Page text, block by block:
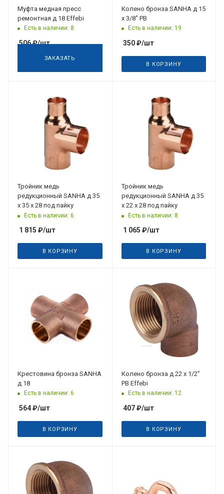
Муфта медная пресс
ремонтная д 18 Effebi
Есть в наличии: 8
506₽/шт
ЗАКАЗАТЬ
Колено бронза SANHA д 15
х 3/8" РВ
Есть в наличии: 19
350₽/шт
В КОРЗИНУ
Тройник медь
редукционный SANHA д 35
х 35 х 28 под пайку
Есть в наличии: 6
1 815 ₽/шт
В КОРЗИНУ
Тройник медь
редукционный SANHA д 35
х 22 х 28 под пайку
Есть в наличии: 8
1 065 ₽/шт
В КОРЗИНУ
Крестовина бронза SANHA
д 18
Есть в наличии: 6
564₽/шт
В КОРЗИНУ
Колено бронза д 22 х 1/2"
РВ Effebi
Есть в наличии: 12
407₽/шт
В КОРЗИНУ